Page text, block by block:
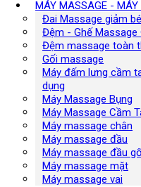
MÁY MASSAGE -
Đai Massage giảm
Đệm - Ghế Massage
Đệm massage toàn
Gối massage
Máy đấm lưng cầm
dụng
Máy Massage Bụng
Máy Massage Cầm
Máy massage chân
Máy massage đầu
Máy massage đầu
Máy massage mặt
Máy massage vai